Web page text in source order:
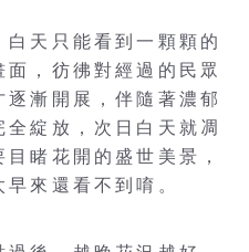
天只能看到一顆顆的
，彷彿對經過的民眾
漸開展，伴隨著濃郁
綻放，次日白天就凋
睹花開的盛世美景，
來還看不到唷。